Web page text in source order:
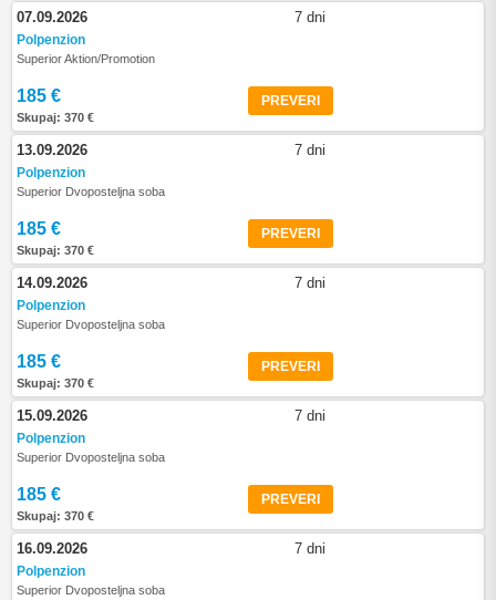
07.09.2026 7 dni
Polpenzion
Superior Aktion/Promotion
185 €
Skupaj: 370 €
PREVERI
13.09.2026 7 dni
Polpenzion
Superior Dvoposteljna soba
185 €
Skupaj: 370 €
PREVERI
14.09.2026 7 dni
Polpenzion
Superior Dvoposteljna soba
185 €
Skupaj: 370 €
PREVERI
15.09.2026 7 dni
Polpenzion
Superior Dvoposteljna soba
185 €
Skupaj: 370 €
PREVERI
16.09.2026 7 dni
Polpenzion
Superior Dvoposteljna soba